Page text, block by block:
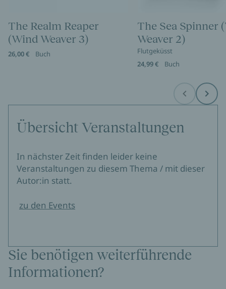
The Realm Reaper
(Wind Weaver 3)
26,00 € Buch
The Sea Spinner
Weaver 2)
Flutgeküsst
24,99 €
Buch
Before Next
Übersicht Veranstaltungen
In nächster Zeit finden leider keine
Veranstaltungen zu diesem Thema / mit dieser
Autor:in statt.
zu den Events
Sie benötigen weiterführende
Informationen?